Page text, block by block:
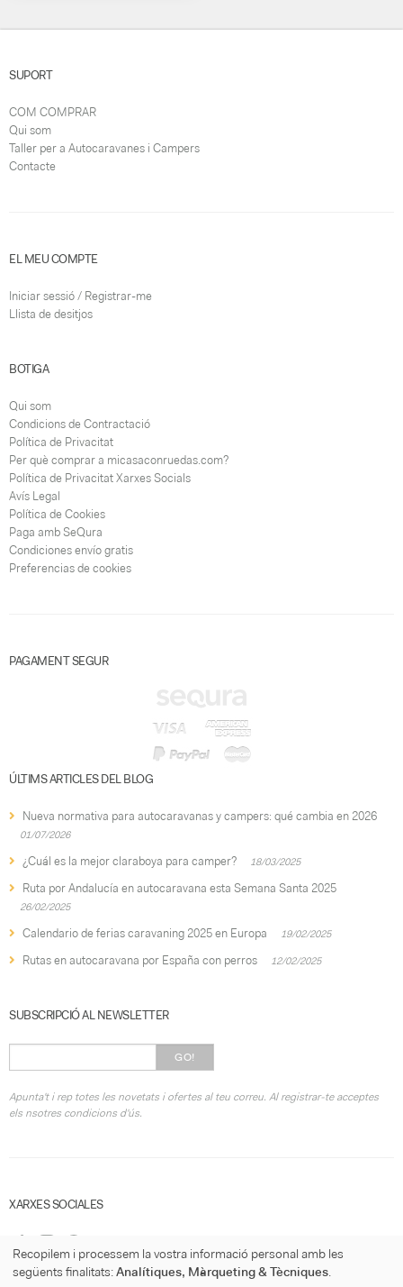
SUPORT
COM COMPRAR
Qui som
Taller per a Autocaravanes i Campers
Contacte
EL MEU COMPTE
Iniciar sessió / Registrar-me
Llista de desitjos
BOTIGA
Qui som
Condicions de Contractació
Política de Privacitat
Per què comprar a micasaconruedas.com?
Política de Privacitat Xarxes Socials
Avís Legal
Política de Cookies
Paga amb SeQura
Condiciones envío gratis
Preferencias de cookies
PAGAMENT SEGUR
ÚLTIMS ARTICLES DEL BLOG
Nueva normativa para autocaravanas y campers: qué cambia en 2026
01/07/2026
¿Cuál es la mejor claraboya para camper? 18/03/2025
Ruta por Andalucía en autocaravana esta Semana Santa 2025
26/02/2025
Calendario de ferias caravaning 2025 en Europa 19/02/2025
Rutas en autocaravana por España con perros 12/02/2025
SUBSCRIPCIÓ AL NEWSLETTER
GO!
Apunta't i rep totes les novetats i ofertes al teu correu. Al registrar-te acceptes
els nsotres condicions d'ús.
XARXES SOCIALES
Recopilem i processem la vostra informació personal amb les
següents finalitats:Analítiques, Màrqueting & Tècniques.